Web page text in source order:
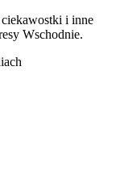
i inne
Wschodnie.